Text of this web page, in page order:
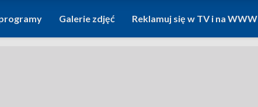
Galerie zdjęć Reklamuj się w TV i na WWW